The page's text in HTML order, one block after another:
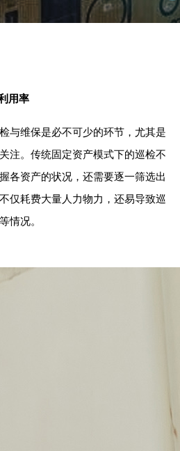
用率
与维保是必不可少的环节，尤其是
注。传统固定资产模式下的巡检不
各资产的状况，还需要逐一筛选出
仅耗费大量人力物力，还易导致巡
情况。